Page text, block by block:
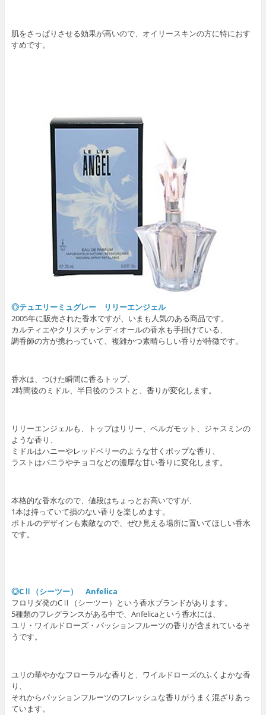
肌をさっぱりさせる効果が高いので、オイリースキンの方に特におす
すめです。
◎テュエリーミュグレー リリーエンジェル
2005年に販売された香水ですが、いまも人気のある商品です。
カルティエやクリスチャンディオールの香水も手掛けている、
調香師の方が携わっていて、複雑かつ素晴らしい香りが特徴です。
香水は、つけた瞬間に香るトップ、
2時間後のミドル、半日後のラストと、香りが変化します。
リリーエンジェルも、トップはリリー、ベルガモット、ジャスミンの
ような香り、
ミドルはハニーやレッドベリーのような甘くポップな香り、
ラストはバニラやチョコなどの濃厚な甘い香りに変化します。
本格的な香水なので、値段はちょっとお高いですが、
1本は持っていて損のない香りを楽しめます。
ボトルのデザインも素敵なので、ぜひ見える場所に置いてほしい香水
です。
◎CⅡ（シーツー） Anfelica
フロリダ発のCⅡ（シーツー）という香水ブランドがあります。
5種類のフレグランスがある中で、Anfelicaという香水には、
ユリ・ワイルドローズ・パッションフルーツの香りが含まれているそ
うです。
ユリの華やかなフローラルな香りと、ワイルドローズのふくよかな香
り、
それからパッションフルーツのフレッシュな香りがうまく混ざりあっ
ています。